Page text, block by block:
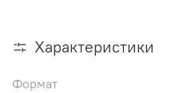
Характеристики
Формат